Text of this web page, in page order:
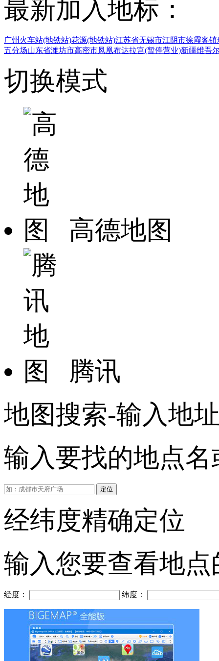
最新加入地标：
广州火车站(地铁站)花源(地铁站)江苏省无锡市江阴市徐霞客镇
五分场山东省潍坊市高密市凤凰布达拉宫(暂停营业)新疆维吾
切换模式
高德地图
腾讯
地图搜索-输入地
输入要找的地点
定位
经纬度精确定位
输入您要查看地
经度： 纬度：